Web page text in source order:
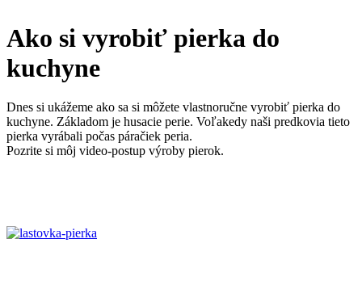
Ako si vyrobiť pierka do
kuchyne
Dnes si ukážeme ako sa si môžete vlastnoručne vyrobiť pierka do
kuchyne. Základom je husacie perie. Voľakedy naši predkovia tieto
pierka vyrábali počas páračiek peria.
Pozrite si môj video-postup výroby pierok.